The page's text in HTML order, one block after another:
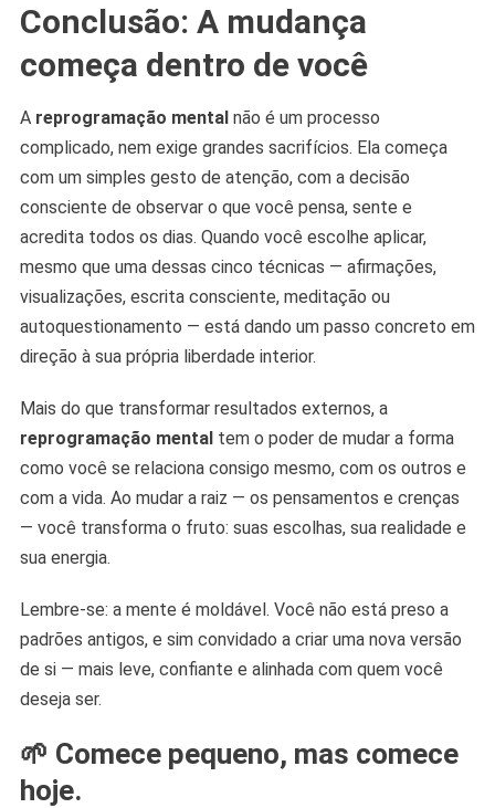
Conclusão: A mudança
começa dentro de você
A reprogramação mentalnão é um processo
complicado, nem exige grandes sacrifícios. Ela começa
com um simples gesto de atenção, com a decisão
consciente de observar o que você pensa, sente e
acredita todos os dias. Quando você escolhe aplicar,
mesmo que uma dessas cinco técnicas — afirmações,
visualizações, escrita consciente, meditação ou
autoquestionamento — está dando um passo concreto em
direção à sua própria liberdade interior.
Mais do que transformar resultados externos, a
reprogramação mentaltem o poder de mudar a forma
como você se relaciona consigo mesmo, com os outros e
com a vida. Ao mudar a raiz — os pensamentos e crenças
— você transforma o fruto: suas escolhas, sua realidade e
sua energia.
Lembre-se: a mente é moldável. Você não está preso a
padrões antigos, e sim convidado a criar uma nova versão
de si — mais leve, confiante e alinhada com quem você
deseja ser.
🌱 Comece pequeno, mas comece
hoje.